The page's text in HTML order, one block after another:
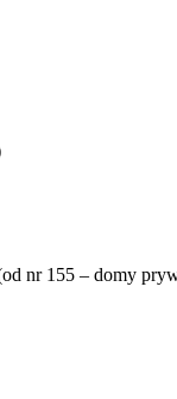
nr 155 – domy